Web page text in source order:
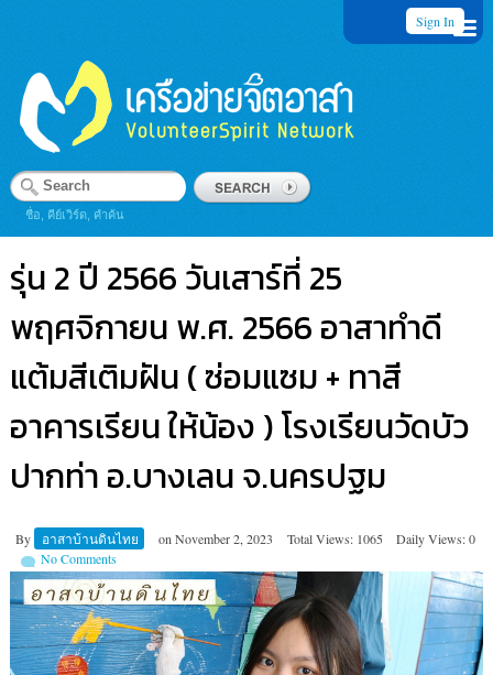
Sign In
ชื่อ, คีย์เวิร์ด, คำค้น
รุ่น 2 ปี 2566 วันเสาร์ที่ 25
พฤศจิกายน พ.ศ. 2566 อาสาทำดี
แต้มสีเติมฝัน ( ซ่อมแซม + ทาสี
อาคารเรียน ให้น้อง ) โรงเรียนวัดบัว
ปากท่า อ.บางเลน จ.นครปฐม
By อาสาบ้านดินไทย on November 2, 2023 Total Views: 1065
Daily Views: 0
No Comments